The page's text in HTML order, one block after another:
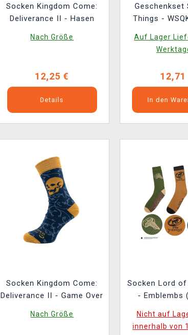
Socken Kingdom Come:
Deliverance II - Hasen
Nach Größe
12,25 €
Details
Geschenkset
Things -
Auf Lager
12,71
In den
Socken Kingdom Come:
Deliverance II - Game Over
Nach Größe
Socken Lord of
- Emblembs
Nicht auf
innerhalb von